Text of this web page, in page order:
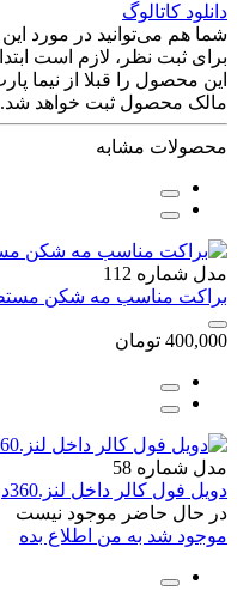
دانلود کاتالوگ
شما هم می‌توانید در مورد این
برای ثبت نظر، لازم است
این محصول را قبلا از نیما
مالک محصول ثبت خواهد شد.
محصولات مشابه
مدل شماره 112
براکت مناسب مه شکن
400,000 تومان
مدل شماره 58
دویل فول کالر داخل لنز.360درجه
در حال حاضر موجود نیست
موجود شد به من اطلاع بده